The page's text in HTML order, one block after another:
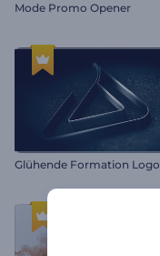
Mode Promo Opener
Glühende Formation Logo